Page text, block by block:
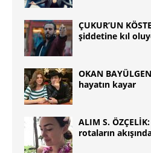
ÇUKUR’UN
şiddetine kıl
OKAN
hayatın kayar
ALIM S.
rotaların